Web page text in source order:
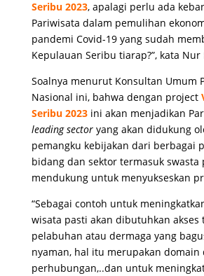
Seribu 2023, apalagi perlu ada
Pariwisata dalam pemulihan
pandemi Covid-19 yang sudah
Kepulauan Seribu tiarap?”, kata Nur
Soalnya menurut Konsultan Umum
Nasional ini, bahwa dengan project
Seribu 2023ini akan menjadikan
leading sectoryang akan didukung
pemangku kebijakan dari berbagai
bidang dan sektor termasuk swasta
mendukung untuk menyukseskan
“Sebagai contoh untuk
wisata pasti akan dibutuhkan akses
pelabuhan atau dermaga yang
nyaman, hal itu merupakan domain
perhubungan,..dan untuk